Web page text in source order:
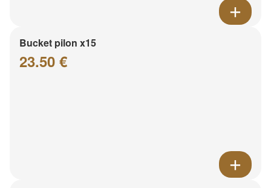
Bucket pilon x15
23.50 €